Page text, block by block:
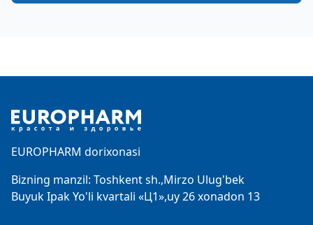
EUROPHARM dorixonasi
Bizning manzil: Toshkent sh.,Mirzo Ulug'bek
Buyuk Ipak Yo'li kvartali «Ц1»,uy 26 xonadon 13